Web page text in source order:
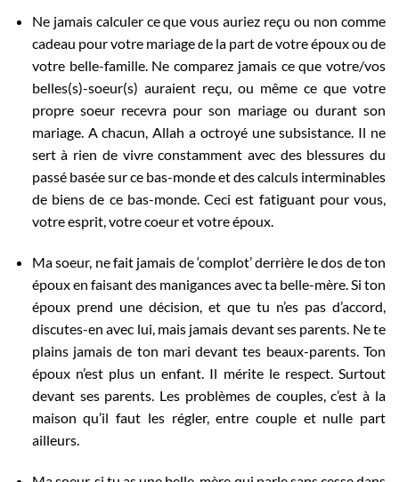
Ne jamais calculer ce que vous auriez reçu ou non comme
cadeau pour votre mariage de la part de votre époux ou de
votre belle-famille. Ne comparez jamais ce que votre/vos
belles(s)-soeur(s) auraient reçu, ou même ce que votre
propre soeur recevra pour son mariage ou durant son
mariage. A chacun, Allah a octroyé une subsistance. Il ne
sert à rien de vivre constamment avec des blessures du
passé basée sur ce bas-monde et des calculs interminables
de biens de ce bas-monde. Ceci est fatiguant pour vous,
votre esprit, votre coeur et votre époux.
Ma soeur, ne fait jamais de ‘complot’ derrière le dos de ton
époux en faisant des manigances avec ta belle-mère. Si ton
époux prend une décision, et que tu n’es pas d’accord,
discutes-en avec lui, mais jamais devant ses parents. Ne te
plains jamais de ton mari devant tes beaux-parents. Ton
époux n’est plus un enfant. Il mérite le respect. Surtout
devant ses parents. Les problèmes de couples, c’est à la
maison qu’il faut les régler, entre couple et nulle part
ailleurs.